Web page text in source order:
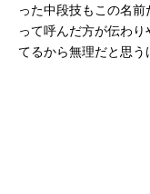
った中段技もこの名
って呼んだ方が伝わ
てるから無理だと思う